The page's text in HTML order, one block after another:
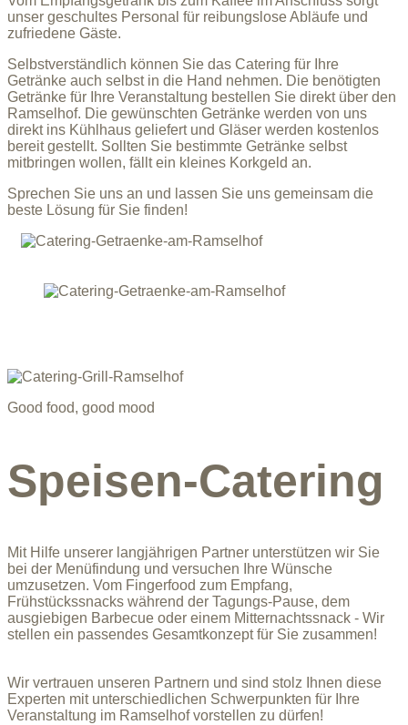
unser geschultes Personal für reibungslose Abläufe und
zufriedene Gäste.
Selbstverständlich können Sie das Catering für Ihre
Getränke auch selbst in die Hand nehmen. Die benötigten
Getränke für Ihre Veranstaltung bestellen Sie direkt über den
Ramselhof. Die gewünschten Getränke werden von uns
direkt ins Kühlhaus geliefert und Gläser werden kostenlos
bereit gestellt. Sollten Sie bestimmte Getränke selbst
mitbringen wollen, fällt ein kleines Korkgeld an.
Sprechen Sie uns an und lassen Sie uns gemeinsam die
beste Lösung für Sie finden!
Good food, good mood
Speisen-Catering
Mit Hilfe unserer langjährigen Partner unterstützen wir Sie
bei der Menüfindung und versuchen Ihre Wünsche
umzusetzen. Vom Fingerfood zum Empfang,
Frühstückssnacks während der Tagungs-Pause, dem
ausgiebigen Barbecue oder einem Mitternachtssnack - Wir
stellen ein passendes Gesamtkonzept für Sie zusammen!
Wir vertrauen unseren Partnern und sind stolz Ihnen diese
Experten mit unterschiedlichen Schwerpunkten für Ihre
Veranstaltung im Ramselhof vorstellen zu dürfen!